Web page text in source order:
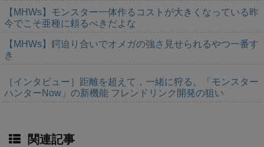
【MHWs】モンスター一体作るコストが大きくなっている昨
今でこそ亜種に頼るべきだよな
【MHWs】鍔迫り合いでオメガの強さ見せられるやつ一番す
き
［インタビュー］距離を超えて，一緒に狩る。「モンスター
ハンターNow」の新機能 フレンドリンク開発の狙い
関連記事